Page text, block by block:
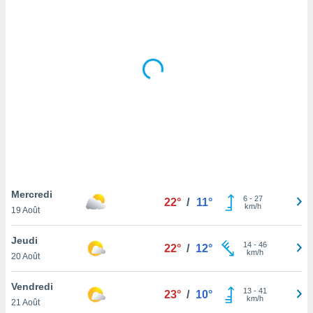
la
et que
ne
Mercredi
19 Août
22° / 11° 6- 27
km/h
Jeudi
20 Août
22° / 12° 14- 46
km/h
Vendredi
21 Août
23° / 10° 13- 41
km/h